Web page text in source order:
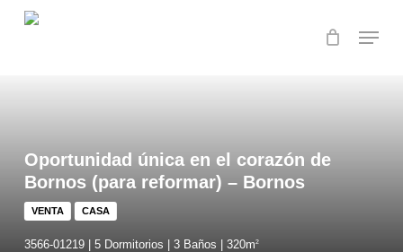
Skip
Menu
Oportunidad única en el corazón de
Bornos (para reformar) – Bornos
VENTA CASA
3566-01219 | 5 Dormitorios | 3 Baños | 320m2